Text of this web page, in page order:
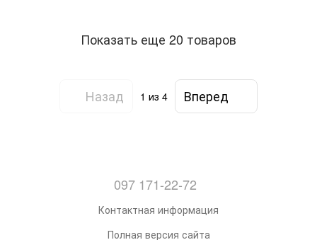
Показать еще 20 товаров
Назад 1 из 4 Вперед
097 171-22-72
Контактная информация
Полная версия сайта